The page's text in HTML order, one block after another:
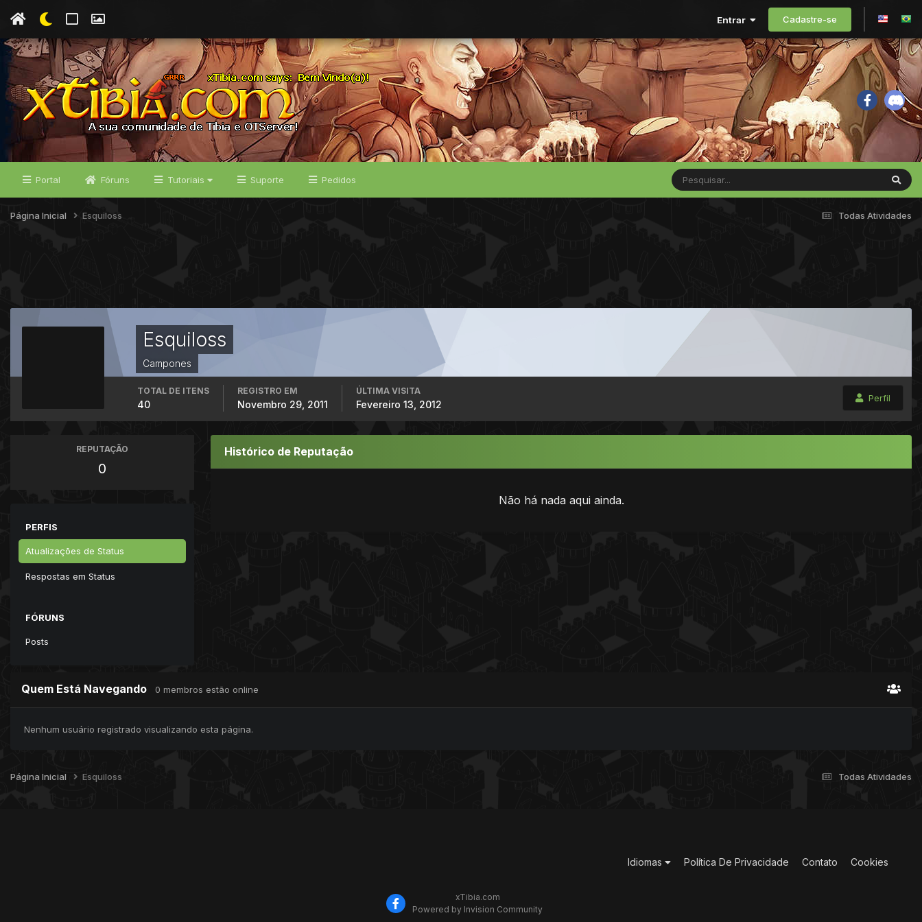
Entrar Cadastre-se
Portal Fóruns Tutoriais Suporte Pedidos
Todas Atividades
Página Inicial Esquiloss
Esquiloss
Campones
Perfil
TOTAL DE ITENS
40
REGISTRO EM
Novembro 29, 2011
ÚLTIMA VISITA
Fevereiro 13, 2012
REPUTAÇÃO
0
PERFIS
Atualizações de Status
Respostas em Status
FÓRUNS
Posts
Histórico de Reputação
Não há nada aqui ainda.
Quem Está Navegando 0 membros estão online
Nenhum usuário registrado visualizando esta página.
Todas Atividades
Página Inicial Esquiloss
Idiomas Política De Privacidade Contato Cookies
xTibia.com
Powered by Invision Community